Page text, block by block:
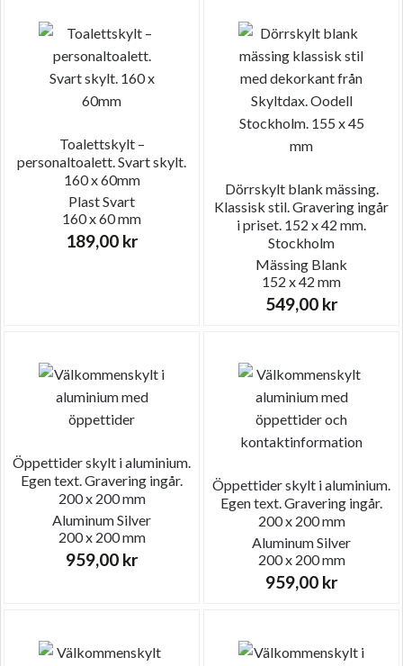
Toalettskylt –
personaltoalett. Svart skylt.
160 x 60mm
PlastSvart
160 x 60 mm
189,00 kr
Dörrskylt blank mässing.
Klassisk stil. Gravering ingår
i priset. 152 x 42 mm.
Stockholm
Mässing Blank
152 x 42 mm
549,00 kr
Öppettider skylt i aluminium.
Egen text. Gravering ingår.
200 x 200 mm
AluminumSilver
200 x 200 mm
959,00 kr
Öppettider skylt i aluminium.
Egen text. Gravering ingår.
200 x 200 mm
AluminumSilver
200 x 200 mm
959,00 kr